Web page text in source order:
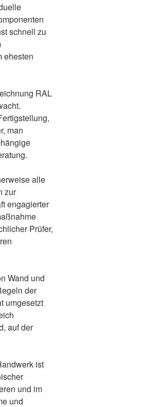
schnell zu
ehesten
RAL
man
alle
zur
engagierter
Prüfer,
Wand und
der
umgesetzt
auf der
ist
und im
und